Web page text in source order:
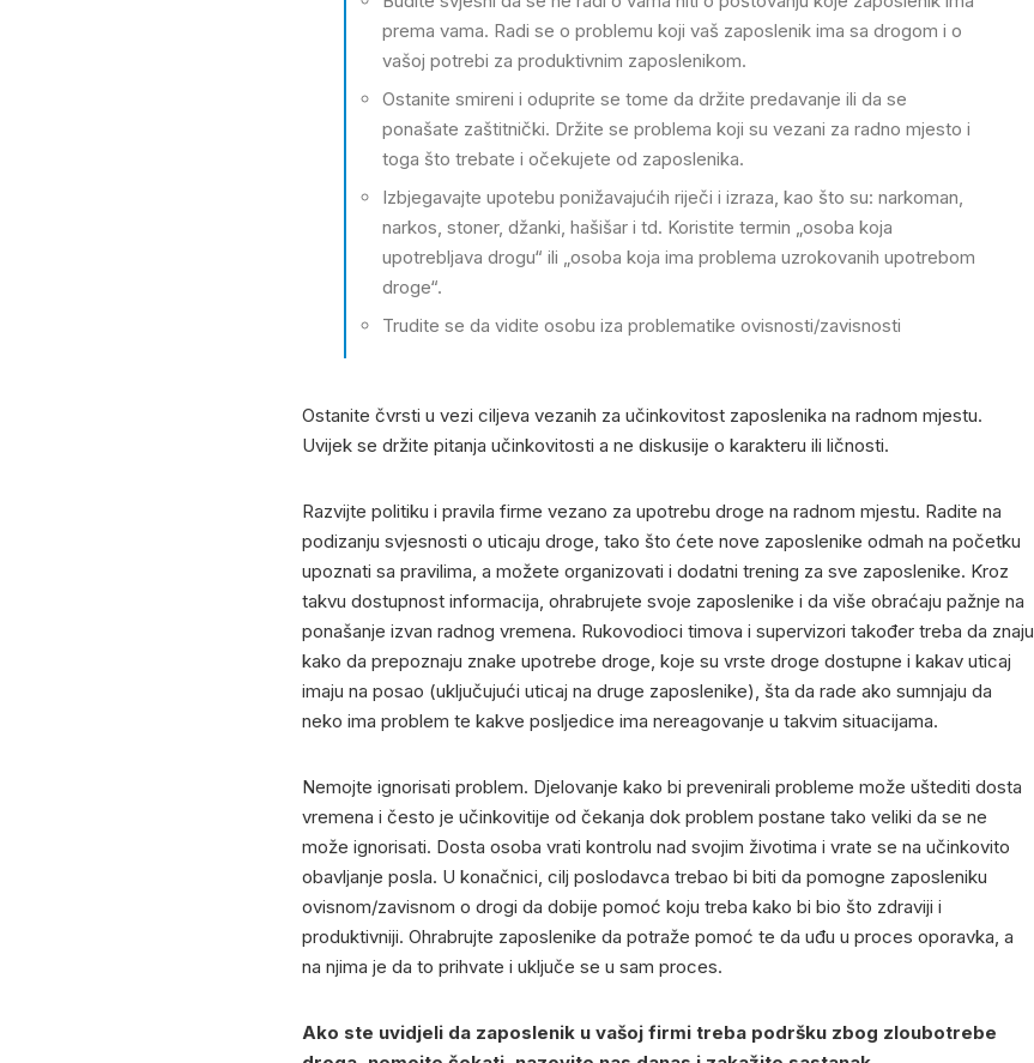
prema vama. Radi se o problemu koji vaš zaposlenik ima sa drogom i o
vašoj potrebi za produktivnim zaposlenikom.
Ostanite smireni i oduprite se tome da držite predavanje ili da se
ponašate zaštitnički. Držite se problema koji su vezani za radno mjesto i
toga što trebate i očekujete od zaposlenika.
Izbjegavajte upotebu ponižavajućih riječi i izraza, kao što su: narkoman,
narkos, stoner, džanki, hašišar i td. Koristite termin „osoba koja
upotrebljava drogu“ ili „osoba koja ima problema uzrokovanih upotrebom
droge“.
Trudite se da vidite osobu iza problematike ovisnosti/zavisnosti
Ostanite čvrsti u vezi ciljeva vezanih za učinkovitost zaposlenika na radnom mjestu.
Uvijek se držite pitanja učinkovitosti a ne diskusije o karakteru ili ličnosti.
Razvijte politiku i pravila firme vezano za upotrebu droge na radnom mjestu. Radite na
podizanju svjesnosti o uticaju droge, tako što ćete nove zaposlenike odmah na početku
upoznati sa pravilima, a možete organizovati i dodatni trening za sve zaposlenike. Kroz
takvu dostupnost informacija, ohrabrujete svoje zaposlenike i da više obraćaju pažnje na
ponašanje izvan radnog vremena. Rukovodioci timova i supervizori također treba da znaju
kako da prepoznaju znake upotrebe droge, koje su vrste droge dostupne i kakav uticaj
imaju na posao (uključujući uticaj na druge zaposlenike), šta da rade ako sumnjaju da
neko ima problem te kakve posljedice ima nereagovanje u takvim situacijama.
Nemojte ignorisati problem. Djelovanje kako bi prevenirali probleme može uštediti dosta
vremena i često je učinkovitije od čekanja dok problem postane tako veliki da se ne
može ignorisati. Dosta osoba vrati kontrolu nad svojim životima i vrate se na učinkovito
obavljanje posla. U konačnici, cilj poslodavca trebao bi biti da pomogne zaposleniku
ovisnom/zavisnom o drogi da dobije pomoć koju treba kako bi bio što zdraviji i
produktivniji. Ohrabrujte zaposlenike da potraže pomoć te da uđu u proces oporavka, a
na njima je da to prihvate i uključe se u sam proces.
Ako ste uvidjeli da zaposlenik u vašoj firmi treba podršku zbog zloubotrebe